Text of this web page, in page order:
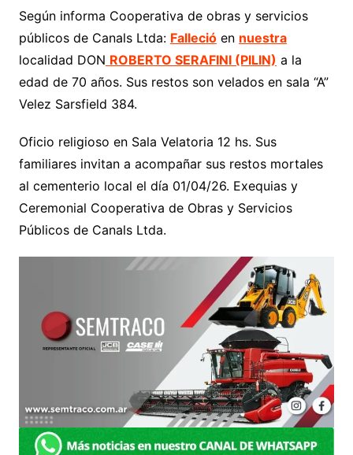
Según informa Cooperativa de obras y servicios
públicos de Canals Ltda: Fallecióen nuestra
localidad DON ROBERTO SERAFINI (PILIN) a la
edad de 70 años. Sus restos son velados en sala “A”
Velez Sarsfield 384.
Oficio religioso en Sala Velatoria 12 hs. Sus
familiares invitan a acompañar sus restos mortales
al cementerio local el día 01/04/26. Exequias y
Ceremonial Cooperativa de Obras y Servicios
Públicos de Canals Ltda.